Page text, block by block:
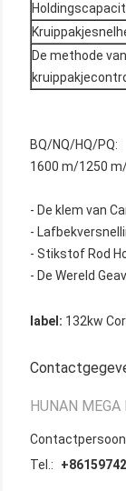
De methode
BQ/NQ/HQ/PQ:
1600 m/1250
- De klem van
-
- Stikstof Rod
- De Wereld
label: 132kw
HUNAN MEGA
Tel.: